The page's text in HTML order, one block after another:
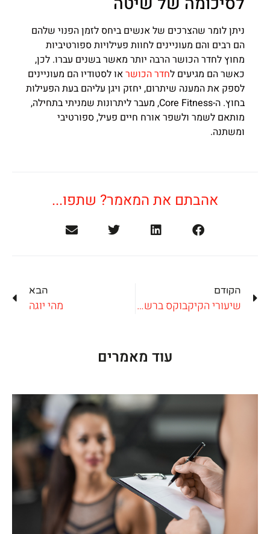
ניתן לומר שהצרכים של אנשים ביחס לזמן הפנוי שלהם
הם רבים והם מעוניינים לחוות פעילויות ספורטיביות
מחוץ לחדר הכושר הרבה יותר מאשר בשנים עברו. לכן,
כאשר הם מגיעים לחדר הכושראו לסטודיו הם מעוניינים
לספק את המענה שיתרום, יחזק ויגן עליהם בעת הפעילות
בחוץ. ה-Core Fitness, מעבר ליתרונות שמניתי בתחילה,
מותאם לשמר ולשפר אורח חיים פעיל, ספורטיבי
ומשתנה.
אהבתם את המאמר? שתפו...
הקודם
שיעורי הקיקבוקס ברשת גרייט שייפ
הבא
מהי יוגה
עוד מאמרים